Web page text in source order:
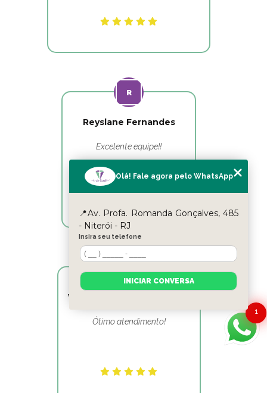
Reyslane Fernandes
Excelente equipe!!
Victor Hugo Marins Mansur
Ótimo atendimento!
1
Olá! Fale agora pelo WhatsApp
📍Av. Profa. Romanda Gonçalves, 485
- Niterói - RJ
Insira seu telefone
INICIAR CONVERSA